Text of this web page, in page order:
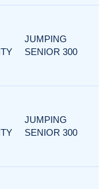
JUMPING
SENIOR 300
JUMPING
SENIOR 300